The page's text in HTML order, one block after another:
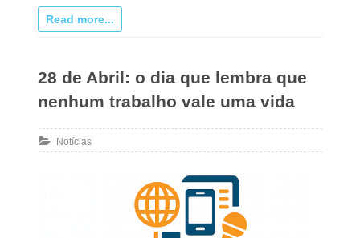
Read more...
28 de Abril: o dia que lembra que
nenhum trabalho vale uma vida
Notícias